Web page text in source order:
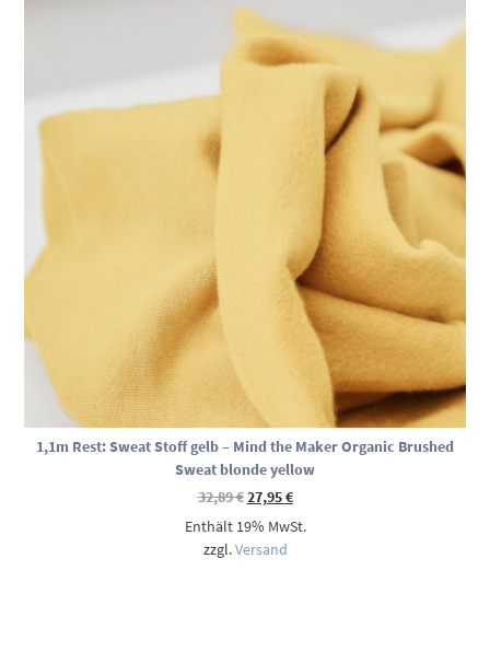
1,1m Rest: Sweat Stoff gelb – Mind the Maker Organic Brushed
Sweat blonde yellow
32,89€Ursprünglicher
Preis
war:
32,89 €
27,95€Aktueller
ist:
Enthält 19% MwSt.
zzgl.Versand